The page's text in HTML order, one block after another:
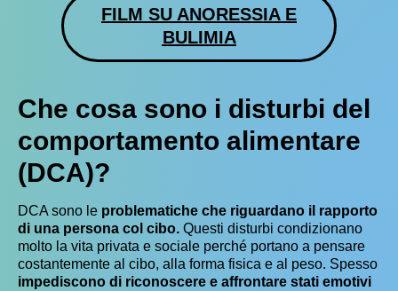
FILM SU ANORESSIA E
BULIMIA
Che cosa sono i disturbi del
comportamento alimentare
(DCA)?
DCA sono le problematiche che riguardano il rapporto
di una persona col cibo. Questi disturbi condizionano
molto la vita privata e sociale perché portano a pensare
costantemente al cibo, alla forma fisica e al peso. Spesso
impediscono di riconoscere e affrontare stati emotivi